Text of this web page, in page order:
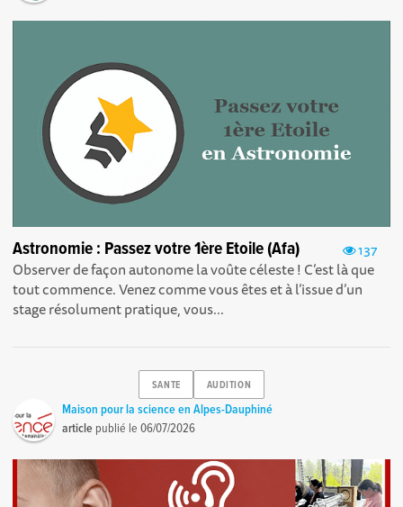
137
Astronomie : Passez votre 1ère Etoile (Afa)
Observer de façon autonome la voûte céleste ! C’est là que
tout commence. Venez comme vous êtes et à l’issue d’un
stage résolument pratique, vous...
SANTE AUDITION
Maison pour la science en Alpes-Dauphiné
article publié le06/07/2026